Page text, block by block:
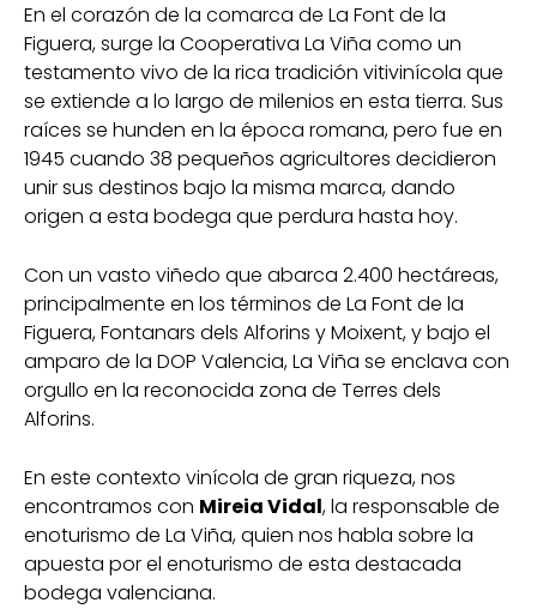
En el corazón de la comarca de La Font de la
Figuera, surge la Cooperativa La Viña como un
testamento vivo de la rica tradición vitivinícola que
se extiende a lo largo de milenios en esta tierra. Sus
raíces se hunden en la época romana, pero fue en
1945 cuando 38 pequeños agricultores decidieron
unir sus destinos bajo la misma marca, dando
origen a esta bodega que perdura hasta hoy.
Con un vasto viñedo que abarca 2.400 hectáreas,
principalmente en los términos de La Font de la
Figuera, Fontanars dels Alforins y Moixent, y bajo el
amparo de la DOP Valencia, La Viña se enclava con
orgullo en la reconocida zona de Terres dels
Alforins.
En este contexto vinícola de gran riqueza, nos
encontramos con Mireia Vidal, la responsable de
enoturismo de La Viña, quien nos habla sobre la
apuesta por el enoturismo de esta destacada
bodega valenciana.